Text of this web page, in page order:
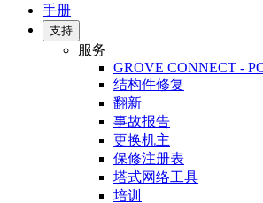
手册
支持
服务
GROVE CONNECT -
结构件修复
翻新
事故报告
更换机主
保修注册表
塔式网络工具
培训